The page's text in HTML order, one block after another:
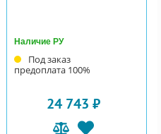
Наличие РУ
Под заказ
предоплата 100%
24 743 ₽